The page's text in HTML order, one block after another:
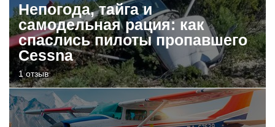
Непогода, тайга и
самодельная рация: как
спаслись пилоты пропавшего
Cessna
1 отзыв